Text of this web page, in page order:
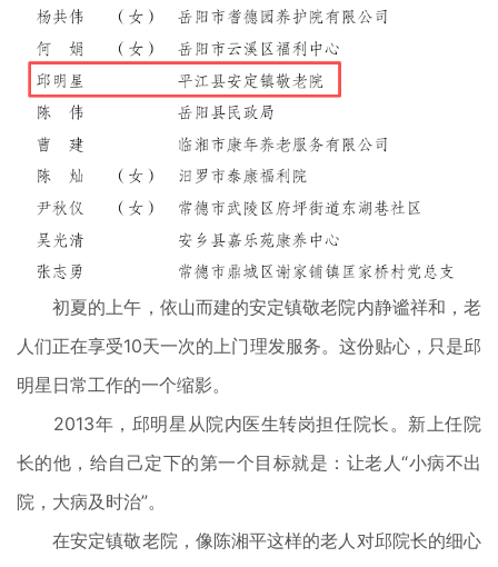
初夏的上午，依山而建的安定镇敬老院内静谧祥和，老
人们正在享受10天一次的上门理发服务。这份贴心，只是邱
明星日常工作的一个缩影。
2013年，邱明星从院内医生转岗担任院长。新上任院
长的他，给自己定下的第一个目标就是：让老人“小病不出
院，大病及时治”。
在安定镇敬老院，像陈湘平这样的老人对邱院长的细心